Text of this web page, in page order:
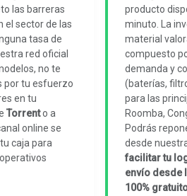
las barreras
el sector de las
tasa de
red oficial
no te
por tu esfuerzo
en tu
Torrento a
online se
caja para
producto
minuto. La
material
compuesto
demanda y
(baterías,
para las
Roomba,
Podrás
desde
facilitar tu
envío desde
100%